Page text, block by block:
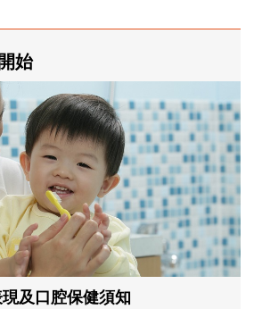
始
及口腔保健須知